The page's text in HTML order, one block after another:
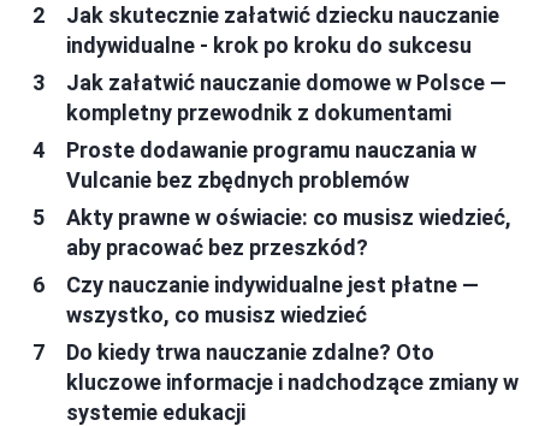
Jak skutecznie załatwić dziecku nauczanie
indywidualne - krok po kroku do sukcesu
Jak załatwić nauczanie domowe w Polsce —
kompletny przewodnik z dokumentami
Proste dodawanie programu nauczania w
Vulcanie bez zbędnych problemów
Akty prawne w oświacie: co musisz wiedzieć,
aby pracować bez przeszkód?
Czy nauczanie indywidualne jest płatne —
wszystko, co musisz wiedzieć
Do kiedy trwa nauczanie zdalne? Oto
kluczowe informacje i nadchodzące zmiany w
systemie edukacji